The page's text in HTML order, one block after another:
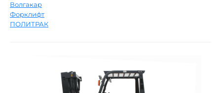
Волгакар
Форклифт
ПОЛИТРАК